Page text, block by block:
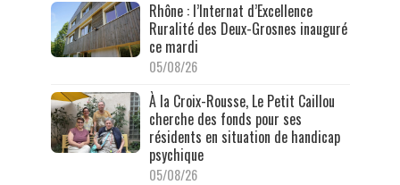
Rhône : l’Internat d’Excellence
Ruralité des Deux-Grosnes inauguré
ce mardi
05/08/26
À la Croix-Rousse, Le Petit Caillou
cherche des fonds pour ses
résidents en situation de handicap
psychique
05/08/26